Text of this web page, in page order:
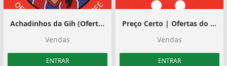
Achadinhos da Gih (Ofertas Que Cabem No Bolso ️
Vendas
ENTRAR
Preço Certo | Ofertas do Dia #6
Vendas
ENTRAR